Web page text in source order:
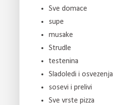
Sve domace
supe
musake
Strudle
testenina
Sladoledi i osvezenja
sosevi i prelivi
Sve vrste pizza